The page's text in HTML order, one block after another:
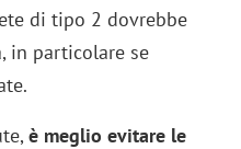
di tipo 2 dovrebbe
in particolare se
è meglio evitare le